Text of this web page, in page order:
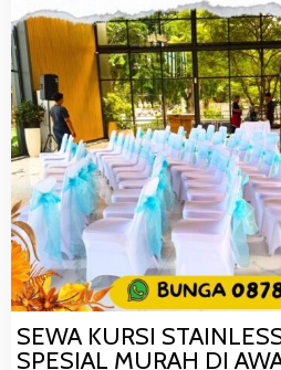
SEWA KURSI
SPESIAL MURAH DI